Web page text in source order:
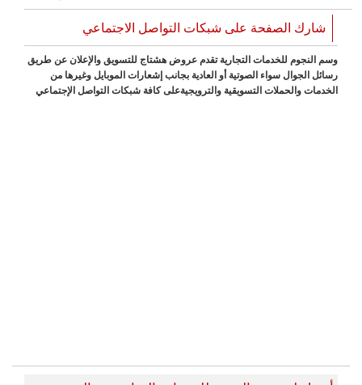
شارك الصفحة على شبكات التواصل الاجتماعي
وسم النجوم للخدمات التجارية تقدم عروض هشتاج للتسويق والإعلان عن طريق
رسائل الجوال سواء الصوتية أو العادية بجانب إشعارات الموبايل وغيرها من
الخدمات والحملات التسويقية والترويجيةعلى كافة شبكات التواصل الإجتماعي